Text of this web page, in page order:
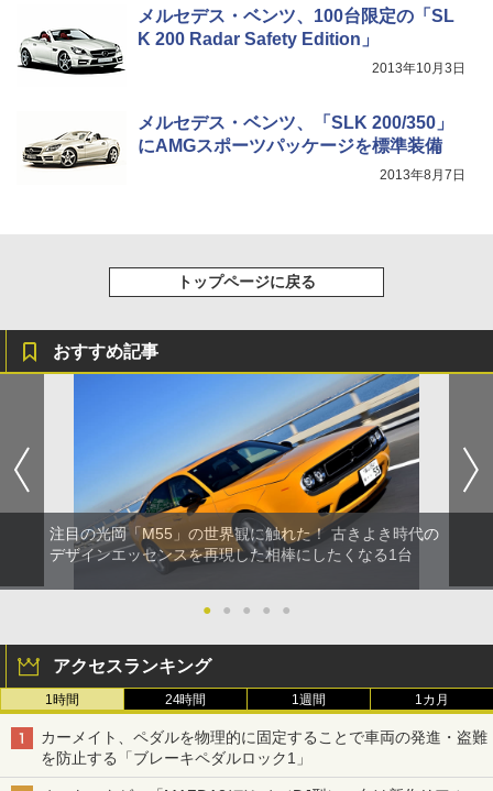
メルセデス・ベンツ、100台限定の「SL
K 200 Radar Safety Edition」
2013年10月3日
メルセデス・ベンツ、「SLK 200/350」
にAMGスポーツパッケージを標準装備
2013年8月7日
トップページに戻る
おすすめ記事
注目の光岡「M55」の世界観に触れた！ 古きよき時代の
デザインエッセンスを再現した相棒にしたくなる1台
● ● ● ● ●
アクセスランキング
1時間 24時間 1週間 1カ月
カーメイト、ペダルを物理的に固定することで車両の発進・盗難
を防止する「ブレーキペダルロック1」